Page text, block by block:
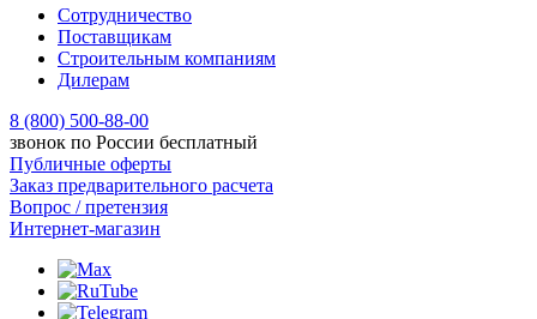
Сотрудничество
Поставщикам
Строительным компаниям
Дилерам
8 (800) 500-88-00
звонок по России бесплатный
Публичные оферты
Заказ предварительного расчета
Вопрос / претензия
Интернет-магазин